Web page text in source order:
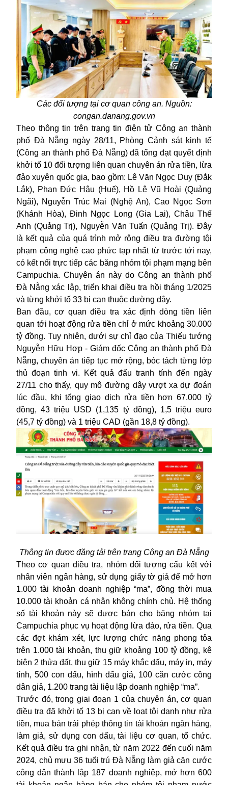
Các đối tượng tại cơ quan công an. Nguồn:
congan.danang.gov.vn
Theo thông tin trên trang tin điện tử Công an thành
phố Đà Nẵng ngày 28/11, Phòng Cảnh sát kinh tế
(Công an thành phố Đà Nẵng) đã tống đạt quyết định
khởi tố 10 đối tượng liên quan chuyên án rửa tiền, lừa
đảo xuyên quốc gia, bao gồm: Lê Văn Ngọc Duy (Đắk
Lắk), Phan Đức Hậu (Huế), Hồ Lê Vũ Hoài (Quảng
Ngãi), Nguyễn Trúc Mai (Nghệ An), Cao Ngọc Sơn
(Khánh Hòa), Đinh Ngọc Long (Gia Lai), Châu Thế
Anh (Quảng Trị), Nguyễn Văn Tuấn (Quảng Trị). Đây
là kết quả của quá trình mở rộng điều tra đường tội
phạm công nghệ cao phức tạp nhất từ trước tới nay,
có kết nối trực tiếp các băng nhóm tội phạm mạng bên
Campuchia. Chuyên án này do Công an thành phố
Đà Nẵng xác lập, triển khai điều tra hồi tháng 1/2025
và từng khởi tố 33 bị can thuộc đường dây.
Ban đầu, cơ quan điều tra xác định dòng tiền liên
quan tới hoạt động rửa tiền chỉ ở mức khoảng 30.000
tỷ đồng. Tuy nhiên, dưới sự chỉ đạo của Thiếu tướng
Nguyễn Hữu Hợp - Giám đốc Công an thành phố Đà
Nẵng, chuyên án tiếp tục mở rộng, bóc tách từng lớp
thủ đoạn tinh vi. Kết quả đấu tranh tính đến ngày
27/11 cho thấy, quy mô đường dây vượt xa dự đoán
lúc đầu, khi tổng giao dịch rửa tiền hơn 67.000 tỷ
đồng, 43 triệu USD (1,135 tỷ đồng), 1,5 triệu euro
(45,7 tỷ đồng) và 1 triệu CAD (gần 18,8 tỷ đồng).
Thông tin được đăng tải trên trang Công an Đà Nẵng
Theo cơ quan điều tra, nhóm đối tượng cấu kết với
nhân viên ngân hàng, sử dụng giấy tờ giả để mở hơn
1.000 tài khoản doanh nghiệp “ma”, đồng thời mua
10.000 tài khoản cá nhân không chính chủ. Hệ thống
số tài khoản này sẽ được bán cho băng nhóm tại
Campuchia phục vụ hoạt động
lừa đảo, rửa tiền. Qua
các đợt khám xét, lực lượng chức năng phong tỏa
trên 1.000 tài khoản, thu giữ khoảng 100 tỷ đồng, kê
biên 2 thửa đất, thu giữ 15 máy khắc dấu, máy in, máy
tính, 500 con dấu, hình dấu giả, 100 căn cước công
dân giả, 1.200 trang tài liệu lập doanh nghiệp “ma”.
Trước đó, trong giai đoạn 1 của chuyên án, cơ quan
điều tra đã khởi tố 13 bị can về loạt tội danh như rửa
tiền, mua bán trái phép thông tin tài khoản ngân hàng,
làm giả, sử dụng con dấu, tài liệu cơ quan, tổ chức.
Kết quả điều tra ghi nhận, từ năm 2022 đến cuối năm
2024, chủ mưu 36 tuổi trú Đà Nẵng làm giả căn cước
công dân thành lập 187 doanh nghiệp, mở hơn 600